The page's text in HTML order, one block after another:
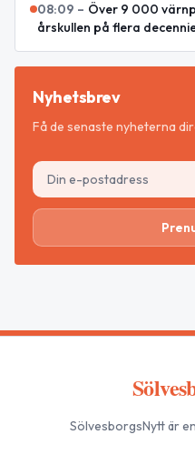
08:09 – Över 9 000
årskullen på flera
Nyhetsbrev
Få de senaste nyheterna
SölvesborgsNyttär